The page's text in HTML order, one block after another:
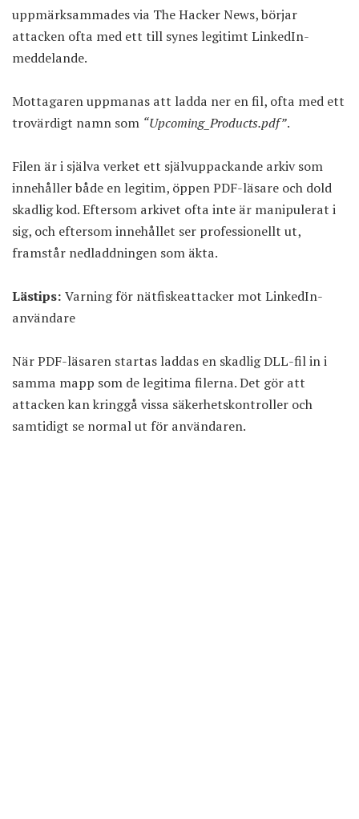
uppmärksammades via The Hacker News, börjar
attacken ofta med ett till synes legitimt LinkedIn-
meddelande.
Mottagaren uppmanas att ladda ner en fil, ofta med ett
trovärdigt namn som “Upcoming_Products.pdf”.
Filen är i själva verket ett självuppackande arkiv som
innehåller både en legitim, öppen PDF-läsare och dold
skadlig kod. Eftersom arkivet ofta inte är manipulerat i
sig, och eftersom innehållet ser professionellt ut,
framstår nedladdningen som äkta.
Lästips: Varning för nätfiskeattacker mot LinkedIn-
användare
När PDF-läsaren startas laddas en skadlig DLL-fil in i
samma mapp som de legitima filerna. Det gör att
attacken kan kringgå vissa säkerhetskontroller och
samtidigt se normal ut för användaren.